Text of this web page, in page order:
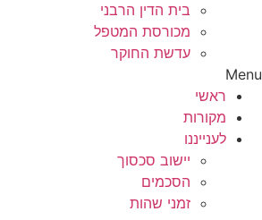
בית הדין הרבני
מכורסת המטפל
עדשת החוקר
Menu
ראשי
מקורות
לענייננו
יישוב סכסוך
הסכמים
זמני שהות